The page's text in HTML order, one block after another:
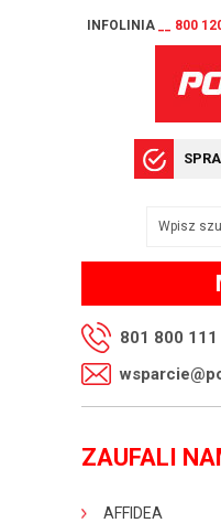
INFOLINIA __ 800
801 800 111
ZAUFALI
AFFIDEA